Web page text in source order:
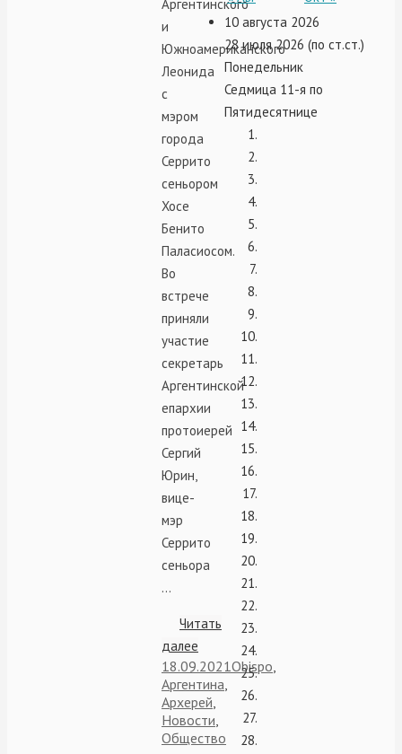
Аргентинского
и
Южноамериканского
Леонида
с
мэром
города
Серрито
сеньором
Хосе
Бенито
Паласиосом.
Во
встрече
приняли
участие
секретарь
Аргентинской
епархии
протоиерей
Сергий
Юрин,
вице-
мэр
Серрито
сеньора
…
Читать
далее
18.09.2021Obispo
Аргентина
Архерей
Новости
Общество
10 августа 2026
28 июля 2026 (по ст.ст.)
Понедельник
Седмица 11-я по
Пятидесятнице